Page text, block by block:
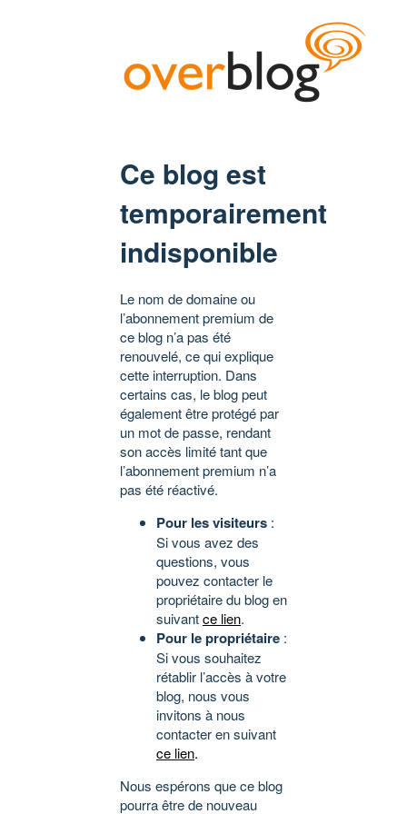
Ce blog est
temporairement
indisponible
Le nom de domaine ou
l’abonnement premium de
ce blog n’a pas été
renouvelé, ce qui explique
cette interruption. Dans
certains cas, le blog peut
également être protégé par
un mot de passe, rendant
son accès limité tant que
l’abonnement premium n’a
pas été réactivé.
Pour les visiteurs :
Si vous avez des
questions, vous
pouvez contacter le
propriétaire du blog en
suivantce lien.
Pour le propriétaire :
Si vous souhaitez
rétablir l’accès à votre
blog, nous vous
invitons à nous
contacter en suivant
ce lien.
Nous espérons que ce blog
pourra être de nouveau